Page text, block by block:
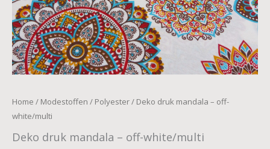
Home / Modestoffen / Polyester/ Deko druk mandala – off-
white/multi
Deko druk mandala – off-white/multi